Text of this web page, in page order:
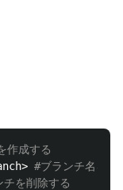
作成する
#ブランチ名を変
チを削除する